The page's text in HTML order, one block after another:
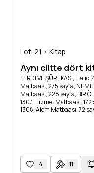
Lot: 21 > Kitap
Aynı ciltte dört
FERDİ VE ŞÜREKASI,
Matbaası, 275 sayfa,
Matbaası, 228 sayfa, BİR
1307, Hizmet Matbaası,
1308, Alem Matbaası, 72
4 11